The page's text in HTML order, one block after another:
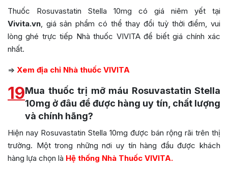
Thuốc Rosuvastatin Stella 10mg có giá niêm yết tại
Vivita.vn , giá sản phẩm có thể thay đổi tuỳ thời điểm, vui
lòng ghé trực tiếp Nhà thuốc VIVITA để biết giá chính xác
nhất.
=> Xem địa chỉ Nhà thuốc VIVITA
19Mua thuốc trị mỡ máu Rosuvastatin Stella
10mg ở đâu để được hàng uy tín, chất lượng
và chính hãng?
Hiện nay Rosuvastatin Stella 10mg được bán rộng rãi trên thị
trường. Một trong những nơi uy tín hàng đầu được khách
hàng lựa chọn là Hệ thống Nhà Thuốc VIVITA.